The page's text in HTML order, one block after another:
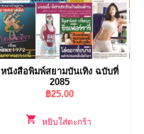
หนังสือพิมพ์สยามบันเทิง ฉบับที่
2085
฿25.00
หยิบใส่ตะกร้า